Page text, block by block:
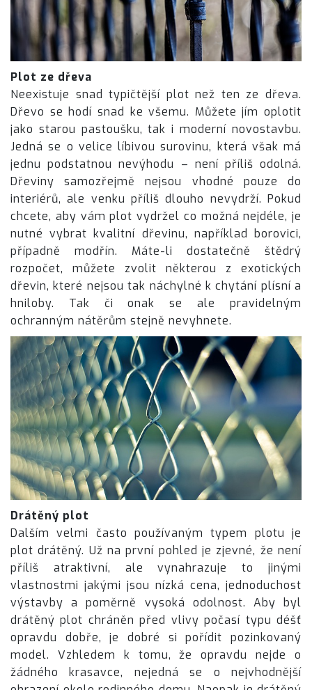
Plot ze dřeva
Neexistuje snad typičtější plot než ten ze dřeva.
Dřevo se hodí snad ke všemu. Můžete jím oplotit
jako starou pastoušku, tak i moderní novostavbu.
Jedná se o velice líbivou surovinu, která však má
jednu podstatnou nevýhodu – není příliš odolná.
Dřeviny samozřejmě nejsou vhodné pouze do
interiérů, ale venku příliš dlouho nevydrží. Pokud
chcete, aby vám plot vydržel co možná nejdéle, je
nutné vybrat kvalitní dřevinu, například borovici,
případně modřín. Máte-li dostatečně štědrý
rozpočet, můžete zvolit některou z exotických
dřevin, které nejsou tak náchylné k chytání plísní a
hniloby. Tak či onak se ale pravidelným
ochranným nátěrům stejně nevyhnete.
Drátěný plot
Dalším velmi často používaným typem plotu je
plot drátěný. Už na první pohled je zjevné, že není
příliš atraktivní, ale vynahrazuje to jinými
vlastnostmi jakými jsou nízká cena, jednoduchost
výstavby a poměrně vysoká odolnost. Aby byl
drátěný plot chráněn před vlivy počasí typu déšť
opravdu dobře, je dobré si pořídit pozinkovaný
model. Vzhledem k tomu, že opravdu nejde o
žádného krasavce, nejedná se o nejvhodnější